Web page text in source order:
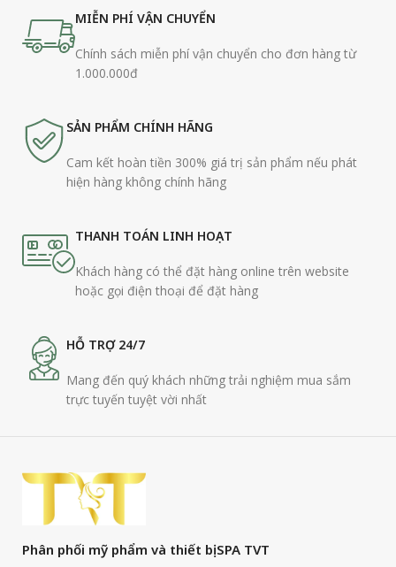
MIỄN PHÍ VẬN CHUYỂN
Chính sách miễn phí vận chuyển cho đơn hàng từ
1.000.000đ
SẢN PHẨM CHÍNH HÃNG
Cam kết hoàn tiền 300% giá trị sản phẩm nếu phát
hiện hàng không chính hãng
THANH TOÁN LINH HOẠT
Khách hàng có thể đặt hàng online trên website
hoặc gọi điện thoại để đặt hàng
HỖ TRỢ 24/7
Mang đến quý khách những trải nghiệm mua sắm
trực tuyến tuyệt vời nhất
Phân phối mỹ phẩm và thiết bị SPA TVT